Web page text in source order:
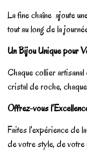
La fine chaîne ajoute
tout au long de la
Un Bijou Unique pour
Chaque collier
cristal de roche,
Offrez-vous
Faites l'expérience de
de votre style, de